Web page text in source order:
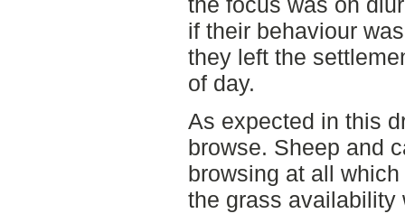
if their behaviour
they left the
of day.
As expected in this
browse. Sheep and
browsing at all
the grass availability